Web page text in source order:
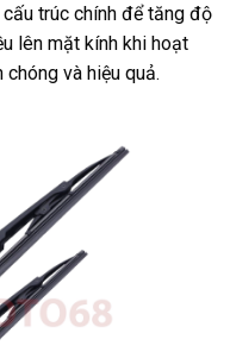
trúc chính để tăng độ
lên mặt kính khi hoạt
và hiệu quả.